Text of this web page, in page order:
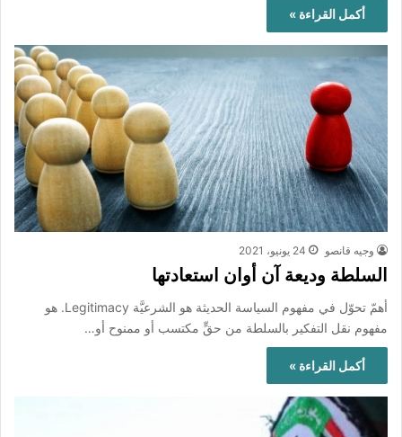
أكمل القراءة »
وجيه قانصو 24 يونيو، 2021
السلطة وديعة آن أوان استعادتها
أهمّ تحوّل في مفهوم السياسة الحديثة هو الشرعيَّة Legitimacy. هو
مفهوم نقل التفكير بالسلطة من حقٍّ مكتسب أو ممنوح أو…
أكمل القراءة »